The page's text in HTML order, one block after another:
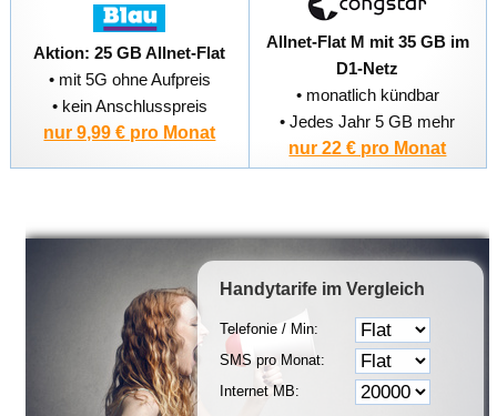
Aktion: 25 GB Allnet-Flat
• mit 5G ohne Aufpreis
• kein Anschlusspreis
nur 9,99 € pro Monat
Allnet-Flat M mit 35 GB im
D1-Netz
• monatlich kündbar
• Jedes Jahr 5 GB mehr
nur 22 € pro Monat
Handytarife im Vergleich
Telefonie / Min:
SMS pro Monat:
Internet MB: